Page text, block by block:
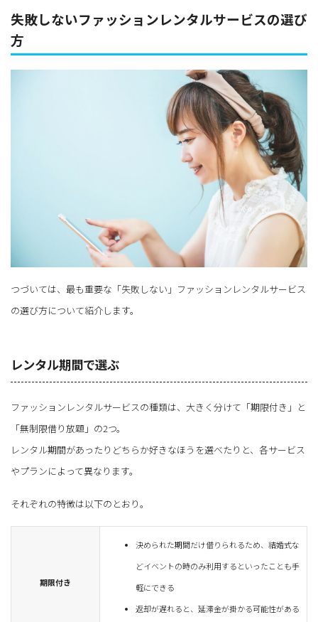
失敗しないファッションレンタルサービスの選び
方
つづいては、最も重要な「失敗しない」ファッションレンタルサービス
の選び方について紹介します。
レンタル期間で選ぶ
ファッションレンタルサービスの種類は、大きく分けて「期限付き」と
「無制限借り放題」の2つ。
レンタル期間があったりどちらか好きなほうを選べたりと、各サービス
やプランによって異なります。
それぞれの特徴は以下のとおり。
期限付き
決められた期間だけ借りられるため、結婚式な
どイベントの時のみ利用するといったことも手
軽にできる
返却が遅れると、延滞金が掛かる可能性がある